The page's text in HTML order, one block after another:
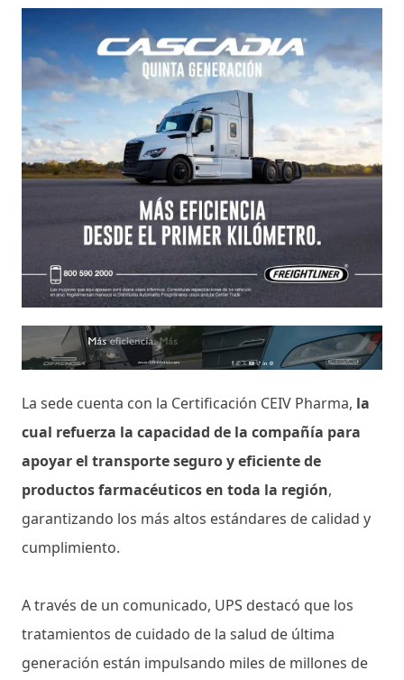
La sede cuenta con la Certificación CEIV Pharma, la
cual refuerza la capacidad de la compañía para
apoyar el transporte seguro y eficiente de
productos farmacéuticos en toda la región,
garantizando los más altos estándares de calidad y
cumplimiento.
A través de un comunicado, UPS destacó que los
tratamientos de cuidado de la salud de última
generación están impulsando miles de millones de